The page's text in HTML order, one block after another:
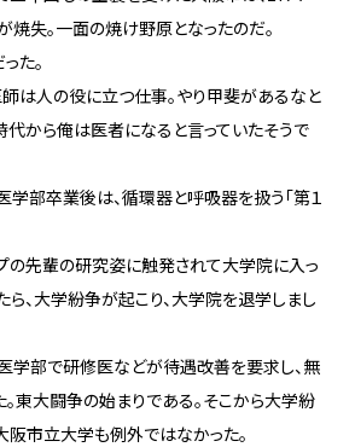
焼失。一面の焼け野原となったのだ。
た。
師は人の役に立つ仕事。やり甲斐があるなと
代から俺は医者になると言っていたそうで
部卒業後は、循環器と呼吸器を扱う「第１
の先輩の研究姿に触発されて大学院に入っ
、大学紛争が起こり、大学院を退学しまし
学部で研修医などが待遇改善を要求し、無
東大闘争の始まりである。そこから大学紛
阪市立大学も例外ではなかった。